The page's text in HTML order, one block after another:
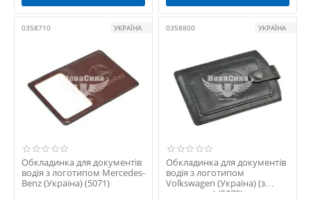
0358710 УКРАЇНА
Обкладинка для документів
водія з логотипом Mercedes-
Benz (Україна) (5071)
0358800 УКРАЇНА
Обкладинка для документів
водія з логотипом
Volkswagen (Україна) (з
заклепкою) (5072)